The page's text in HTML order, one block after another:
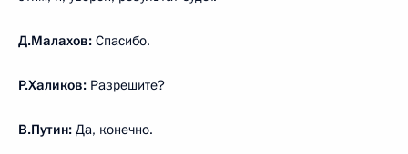
Д.Малахов: Спасибо.
Р.Халиков: Разрешите?
В.Путин: Да, конечно.